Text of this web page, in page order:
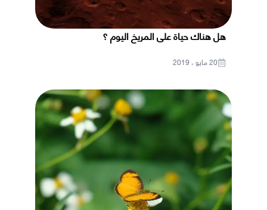
هل هناك حياة على المريخ اليوم ؟
20 مايو ، 2019